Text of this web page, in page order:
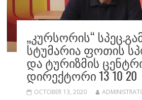
„ᲙᲣᲠᲡᲝᲠᲘᲡ“
ᲡᲢᲣᲛᲐᲠᲘᲐ ᲤᲝᲗᲘᲡ
ᲓᲐ ᲢᲣᲠᲘᲖᲛᲘᲡ
ᲓᲘᲠᲔᲥᲢᲝᲠᲘ 13 10 20
OCTOBER 13, 2020